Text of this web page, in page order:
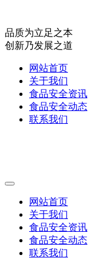
品质为立足之本
创新乃发展之道
网站首页
关于我们
食品安全资讯
食品安全动态
联系我们
网站首页
关于我们
食品安全资讯
食品安全动态
联系我们